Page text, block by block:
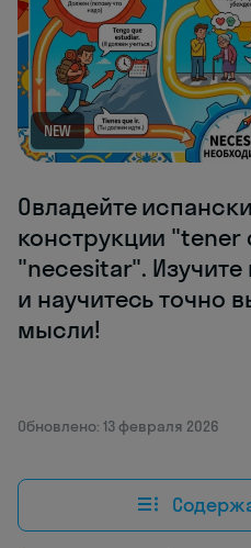
NEW
Овладейте
конструкции "tener
"necesitar".
и научитесь точно
мысли!
Обновлено: 13 февраля 2026